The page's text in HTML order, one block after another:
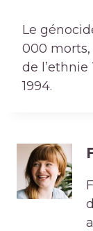
Le
000
de
1994.